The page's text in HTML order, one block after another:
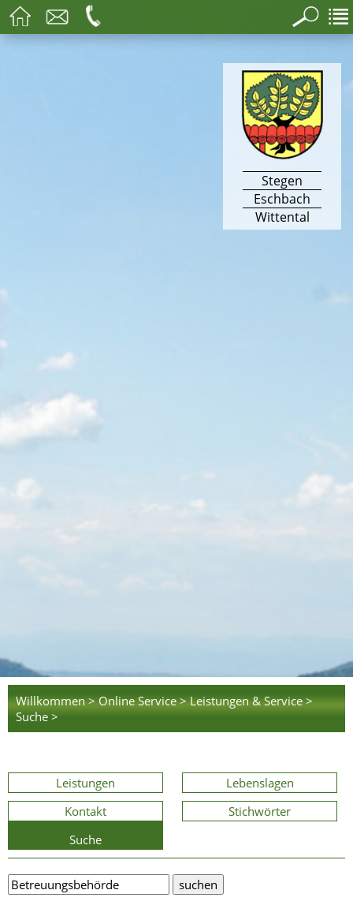
Stegen
Eschbach
Wittental
Willkommen > Online Service > Leistungen & Service >
Suche >
Leistungen
Lebenslagen
Kontakt
Stichwörter
Suche